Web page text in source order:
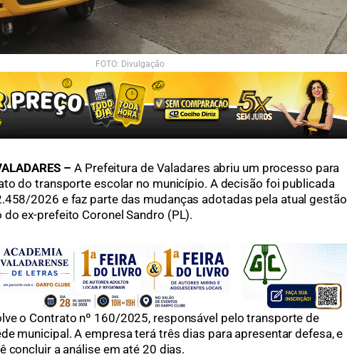
FOTO: Divulgação
– A Prefeitura de Valadares abriu um processo para
do transporte escolar no município. A decisão foi publicada
2026 e faz parte das mudanças adotadas pela atual gestão
ex-prefeito Coronel Sandro (PL).
o Contrato nº 160/2025, responsável pelo transporte de
municipal. A empresa terá três dias para apresentar defesa, e
concluir a análise em até 20 dias.